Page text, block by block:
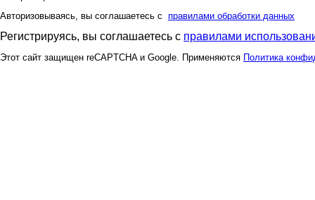
Авторизовываясь, вы соглашаетесь с правилами обработки данных
Регистрируясь, вы соглашаетесь с правилами
Этот сайт защищен reCAPTCHA и Google. Применяются Политика